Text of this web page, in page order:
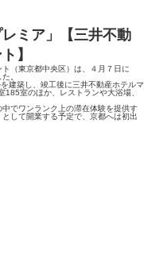
ミア」【三井不動
】
（東京都中央区）は、４月７日に
。
建築し、竣工後に三井不動産ホテルマ
室のほか、レストランや大浴場、
でワンランク上の滞在体験を提供す
して開業する予定で、京都へは初出